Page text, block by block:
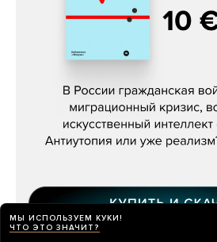
Константин Зарубин,
МЫ ИСПОЛЬЗУЕМ КУКИ!
ЧТО ЭТО ЗНАЧИТ?